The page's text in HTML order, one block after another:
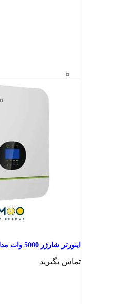
اینورتر شارژر 5000 وات مدل SPF 5000 برند Growatt
تماس بگیرید